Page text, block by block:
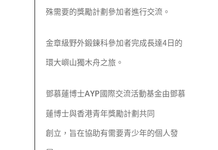
殊需要的獎勵計劃參加者進行交流。
金章級野外鍛鍊科參加者完成長達4日的
環大嶼山獨木舟之旅。
鄧慕蓮博士AYP國際交流活動基金由鄧慕
蓮博士與香港青年獎勵計劃共同
創立，旨在協助有需要青少年的個人發